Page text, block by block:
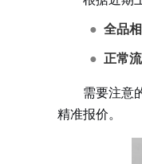
● 全品
● 正常
需要注意
精准报价。